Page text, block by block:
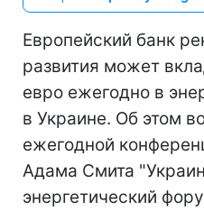
Европейский банк
развития может
евро ежегодно в
в Украине. Об этом
ежегодной
Адама Смита
энергетический